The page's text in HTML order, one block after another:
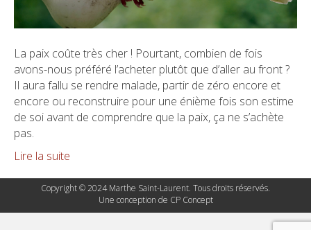
La paix coûte très cher ! Pourtant, combien de fois
avons-nous préféré l’acheter plutôt que d’aller au front ?
Il aura fallu se rendre malade, partir de zéro encore et
encore ou reconstruire pour une énième fois son estime
de soi avant de comprendre que la paix, ça ne s’achète
pas.
Lire la suite
Copyright © 2024 Marthe Saint-Laurent. Tous droits réservés.
Une conception de CP Concept